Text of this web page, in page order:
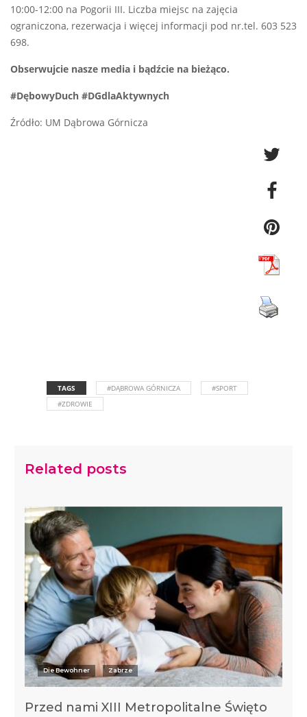
10:00-12:00 na Pogorii III. Liczba miejsc na zajęcia
ograniczona, rezerwacja i więcej informacji pod nr.tel. 603 523
698.
Obserwujcie nasze media i bądźcie na bieżąco.
#DębowyDuch #DGdlaAktywnych
Źródło: UM Dąbrowa Górnicza
TAGS #DĄBROWA GÓRNICZA
#SPORT
#ZDROWIE
Related posts
Die Bewohner Zabrze
Przed nami XIII Metropolitalne Święto